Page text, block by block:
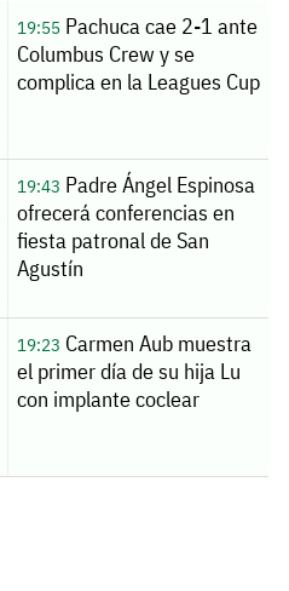
19:55Pachuca cae 2-1 ante
Columbus Crew y se
complica en la Leagues Cup
19:43 Padre Ángel Espinosa
ofrecerá conferencias en
fiesta patronal de San
Agustín
19:23 Carmen Aub muestra
el primer día de su hija Lu
con implante coclear